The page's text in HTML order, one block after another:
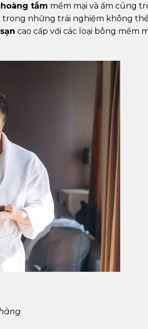
tắm mềm mại và ấm cúng
trong những trải nghiệm không thể
cao cấp với các loại bông mềm